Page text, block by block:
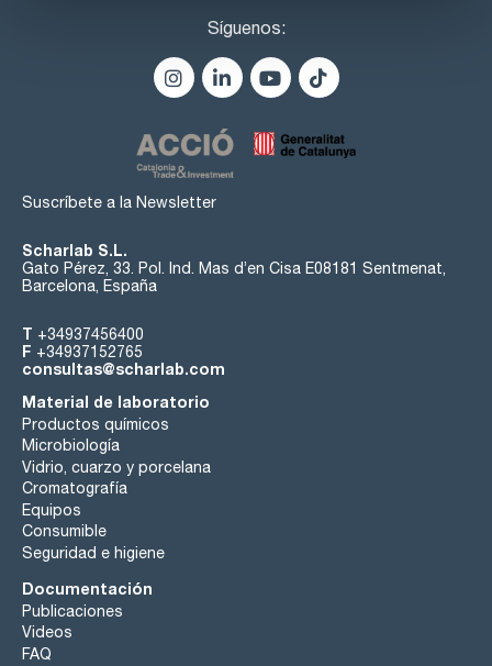
Síguenos:
Suscríbete a la Newsletter
Scharlab S.L.
Gato Pérez, 33. Pol. Ind. Mas d’en Cisa E08181 Sentmenat,
Barcelona, España
T +34937456400
F +34937152765
consultas@scharlab.com
Material de laboratorio
Productos químicos
Microbiología
Vidrio, cuarzo y porcelana
Cromatografía
Equipos
Consumible
Seguridad e higiene
Documentación
Publicaciones
Videos
FAQ